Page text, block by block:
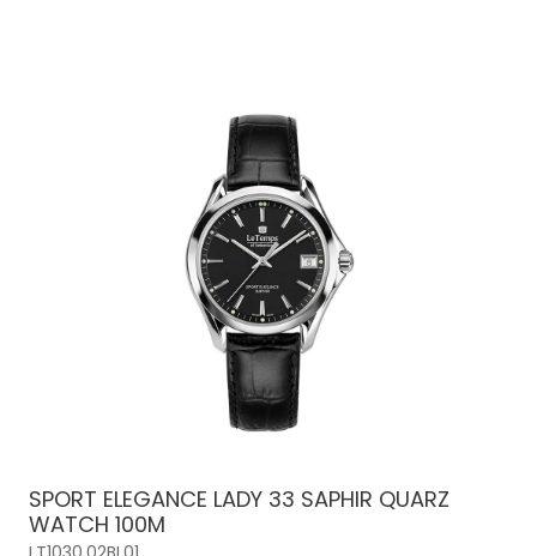
SPORT ELEGANCE LADY 33 SAPHIR QUARZ
WATCH 100M